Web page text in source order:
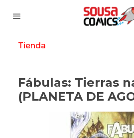
Tienda
Fábulas: Tierras
(PLANETA DE